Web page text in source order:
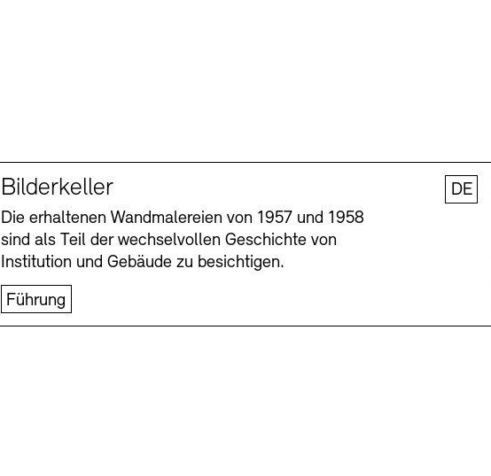
Bilderkeller
Die erhaltenen Wandmalereien von 1957 und 1958
sind als Teil der wechselvollen Geschichte von
Institution und Gebäude zu besichtigen.
Führung
DE